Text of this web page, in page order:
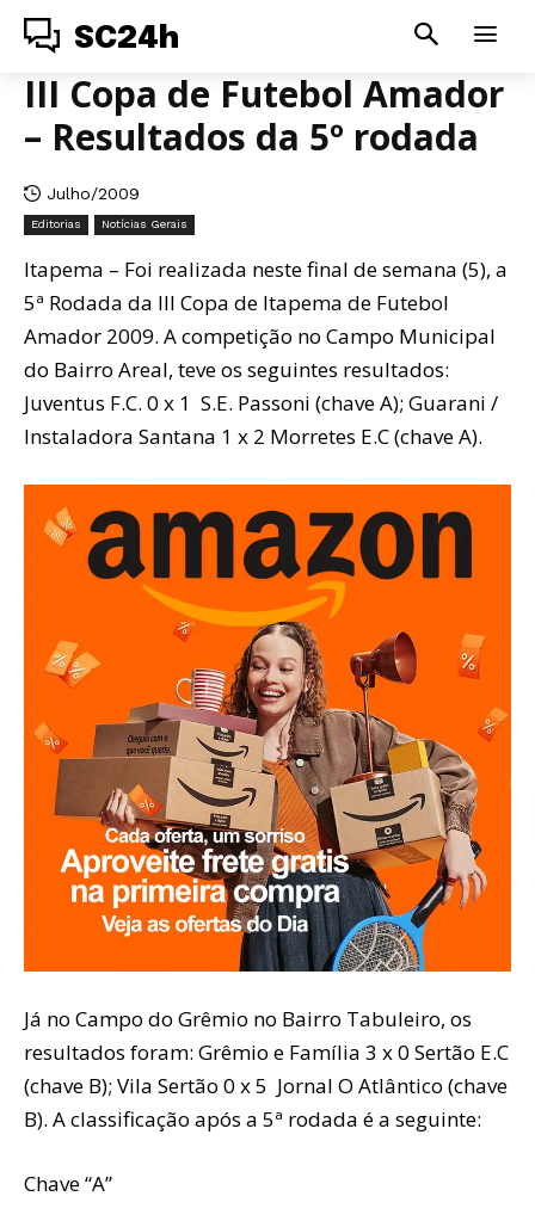
SC24h
III Copa de Futebol Amador
– Resultados da 5º rodada
Julho/2009
Editorias Notícias Gerais
Itapema – Foi realizada neste final de semana (5), a
5ª Rodada da III Copa de Itapema de Futebol
Amador 2009. A competição no Campo Municipal
do Bairro Areal, teve os seguintes resultados:
Juventus F.C. 0 x 1 S.E. Passoni (chave A); Guarani /
Instaladora Santana 1 x 2 Morretes E.C (chave A).
Já no Campo do Grêmio no Bairro Tabuleiro, os
resultados foram: Grêmio e Família 3 x 0 Sertão E.C
(chave B); Vila Sertão 0 x 5 Jornal O Atlântico (chave
B). A classificação após a 5ª rodada é a seguinte:
Chave “A”